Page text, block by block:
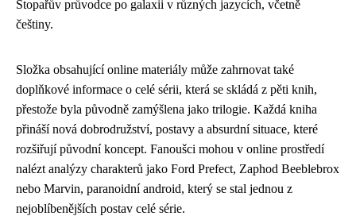
Stopařův průvodce po galaxii v různých jazycích, včetně
češtiny.
Složka obsahující online materiály může zahrnovat také
doplňkové informace o celé sérii, která se skládá z pěti knih,
přestože byla původně zamýšlena jako trilogie. Každá kniha
přináší nová dobrodružství, postavy a absurdní situace, které
rozšiřují původní koncept. Fanoušci mohou v online prostředí
nalézt analýzy charakterů jako Ford Prefect, Zaphod Beeblebrox
nebo Marvin, paranoidní android, který se stal jednou z
nejoblíbenějších postav celé série.